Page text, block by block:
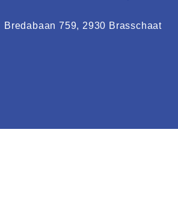
Bredabaan 759, 2930 Brasschaat